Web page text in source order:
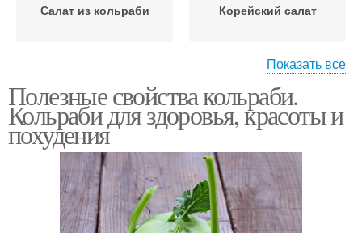
Салат из кольраби Корейский салат
Баклажаны с капустой Кусочки с капустой
Тушеная капуста Капуста с баклажанами
Показать все
Полезные свойства кольраби.
Кольраби для здоровья, красоты и
похудения